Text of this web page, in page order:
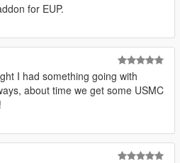
for EUP.
I had something going with
about time we get some USMC